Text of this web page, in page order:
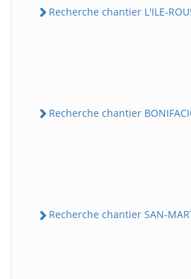
Recherche chantier L'ILE-
Recherche chantier
Recherche chantier SAN-